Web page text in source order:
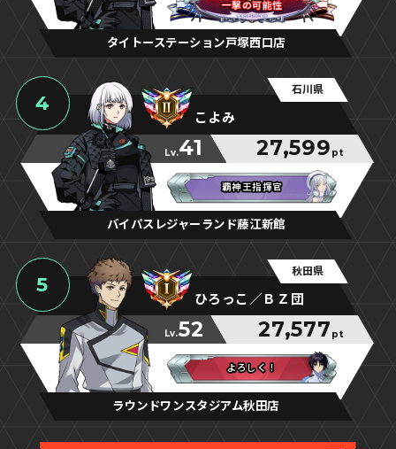
一撃の可能性
一撃の可能性
一撃の可能性
タイトーステーション戸塚西口店
4
石川県
こよみ
Lv.41 27,599 pt
覇神王指揮官
覇神王指揮官
覇神王指揮官
バイパスレジャーランド藤江新館
5
秋田県
ひろっこ／ＢＺ団
Lv.52 27,577 pt
よろしく！
よろしく！
よろしく！
ラウンドワンスタジアム秋田店